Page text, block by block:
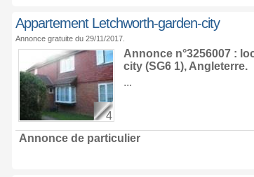
Appartement Letchworth-garden-city
Annonce gratuite du 29/11/2017.
4
Annonce n°3256007 :
city(SG6 1), Angleterre.
...
Annonce de particulier